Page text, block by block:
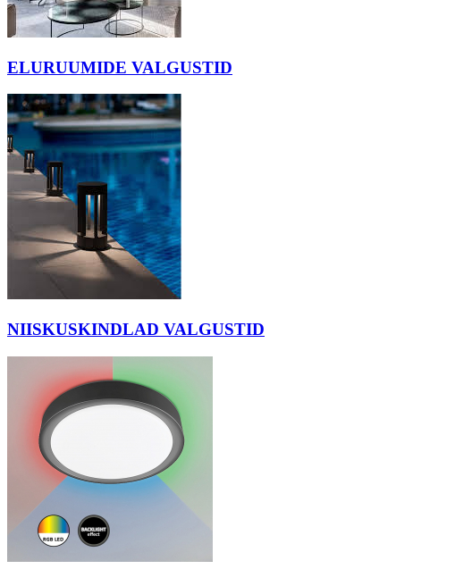
ELURUUMIDE VALGUSTID
NIISKUSKINDLAD VALGUSTID